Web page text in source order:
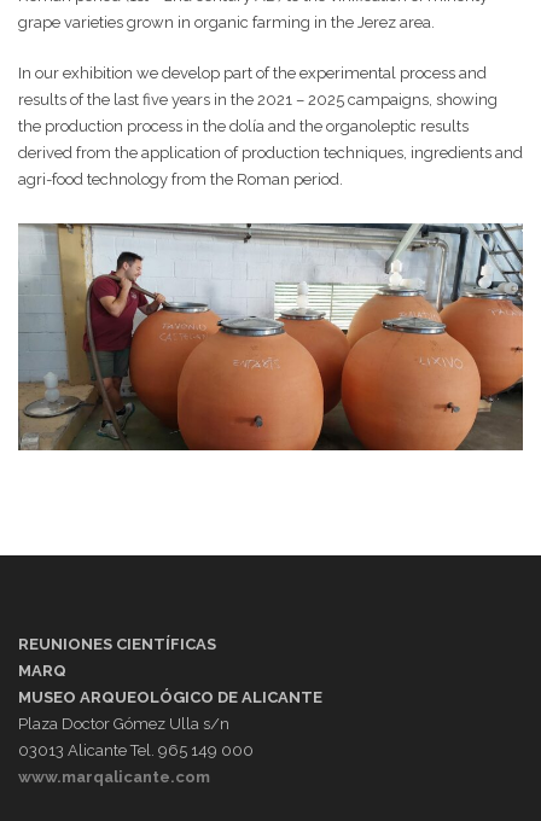
grape varieties grown in organic farming in the Jerez area.
In our exhibition we develop part of the experimental process and
results of the last five years in the 2021 – 2025 campaigns, showing
the production process in the dolía and the organoleptic results
derived from the application of production techniques, ingredients and
agri-food technology from the Roman period.
REUNIONES CIENTÍFICAS
MARQ
MUSEO ARQUEOLÓGICO DE ALICANTE
Plaza Doctor Gómez Ulla s/n
03013 Alicante Tel. 965 149 000
www.marqalicante.com